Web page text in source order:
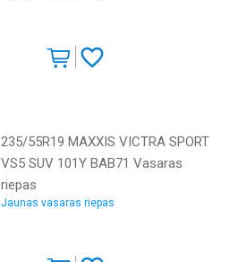
235/55R19 MAXXIS VICTRA SPORT
VS5 SUV 101Y BAB71 Vasaras
riepas
Jaunas vasaras riepas